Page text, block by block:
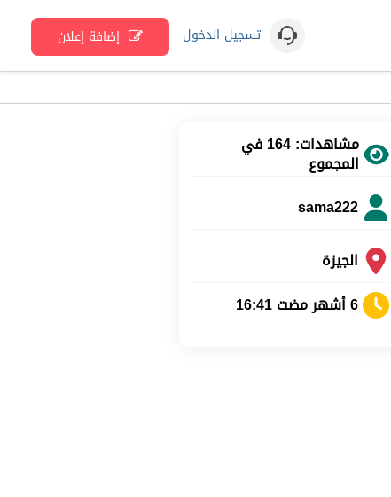
تسجيل الدخول إضافة إعلان
مشاهدات: 164 في
المجموع
sama222
الجيزة
6 أشهر مضت 16:41